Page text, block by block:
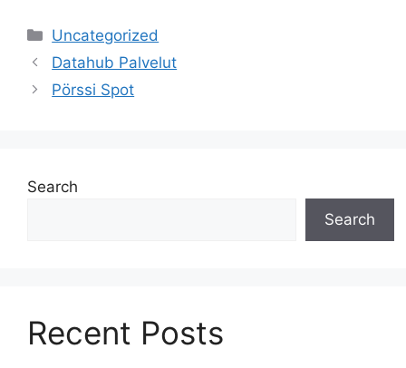
Categories
Uncategorized
Datahub Palvelut
Pörssi Spot
Search
Search
Recent Posts